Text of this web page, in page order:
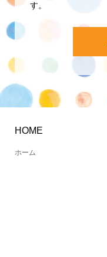
す。
HOME
ホーム